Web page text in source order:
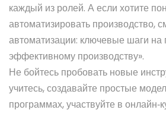
каждый из ролей. А если хотите
автоматизировать производство,
автоматизации: ключевые шаги на
эффективному производству».
Не бойтесь пробовать новые
учитесь, создавайте простые
программах, участвуйте в